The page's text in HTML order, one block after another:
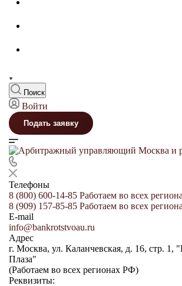
Поиск
Войти
Подать заявку
Телефоны
8 (800) 600-14-85 Работаем во всех
8 (909) 157-85-85 Работаем во всех
E-mail
info@bankrotstvoau.ru
Адрес
г. Москва, ул. Каланчевская, д. 16, стр. 1,
Плаза"
(Работаем во всех регионах РФ)
Реквизиты: